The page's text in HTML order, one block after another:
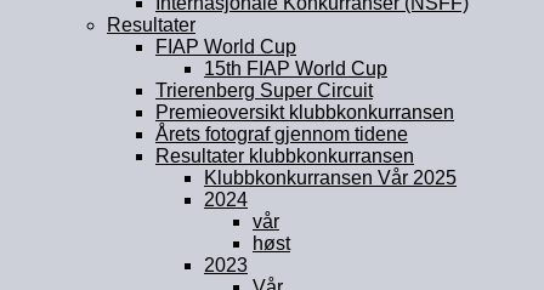
Resultater
FIAP World Cup
15th FIAP World Cup
Trierenberg Super Circuit
Premieoversikt klubbkonkurransen
Årets fotograf gjennom tidene
Resultater klubbkonkurransen
Klubbkonkurransen Vår 2025
2024
vår
høst
2023